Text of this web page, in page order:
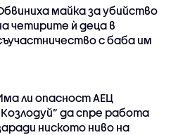
майка за убийство
четирите ѝ деца в
с баба им
ли опасност АЕЦ
да спре работа
ниското ниво на